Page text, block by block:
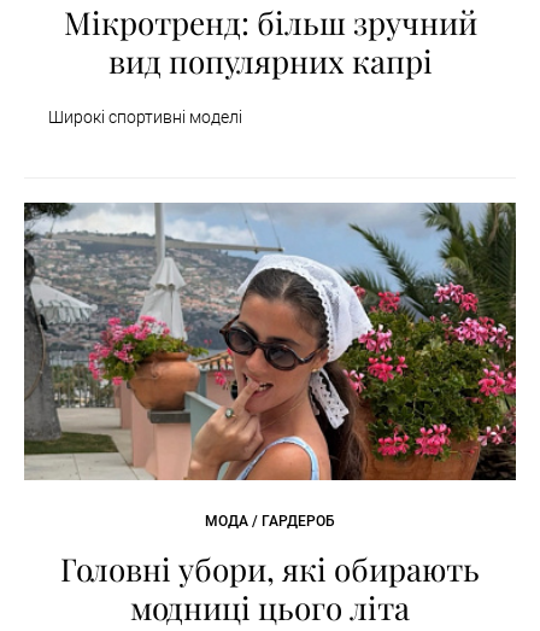
Мікротренд: більш зручний
вид популярних капрі
Широкі спортивні моделі
МОДА / ГАРДЕРОБ
Головні убори, які обирають
модниці цього літа